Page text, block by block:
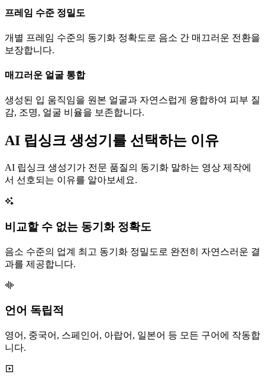
프레임 수준 정밀도
개별 프레임 수준의 동기화 정확도로 음소 간 매끄러운 전환을
보장합니다.
매끄러운 얼굴 통합
생성된 입 움직임을 원본 얼굴과 자연스럽게 융합하여 피부 질
감, 조명, 얼굴 비율을 보존합니다.
AI 립싱크 생성기를 선택하는 이유
AI 립싱크 생성기가 전문 품질의 동기화 말하는 영상 제작에
서 선호되는 이유를 알아보세요.
비교할 수 없는 동기화 정확도
음소 수준의 업계 최고 동기화 정밀도로 완전히 자연스러운 결
과를 제공합니다.
언어 독립적
영어, 중국어, 스페인어, 아랍어, 일본어 등 모든 구어에 작동합
니다.